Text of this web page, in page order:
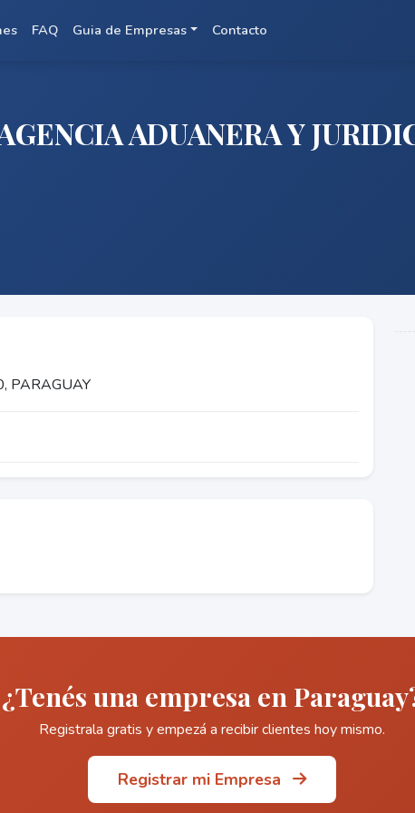
FAQ Guia de Empresas Contacto
ADUANERA Y
PARAGUAY
¿Tenés una empresa en
Registrala gratis y empezá a recibir clientes hoy mismo.
Registrar mi Empresa